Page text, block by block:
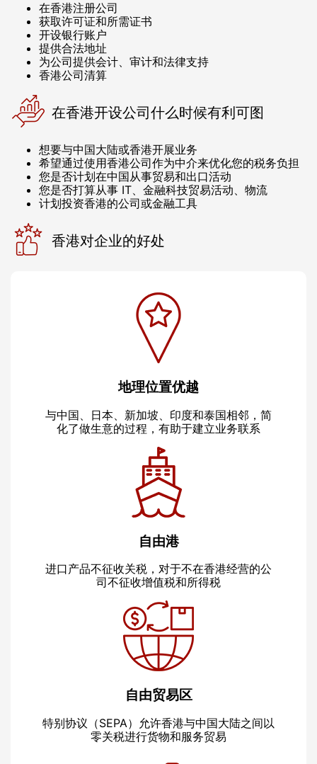
在香港注册公司
获取许可证和所需证书
开设银行账户
提供合法地址
为公司提供会计、审计和法律支持
香港公司清算
在香港开设公司什么时候有利可图
想要与中国大陆或香港开展业务
希望通过使用香港公司作为中介来优化您的税务负担
您是否计划在中国从事贸易和出口活动
您是否打算从事 IT、金融科技贸易活动、物流
计划投资香港的公司或金融工具
香港对企业的好处
地理位置优越
与中国、日本、新加坡、印度和泰国相邻，简
化了做生意的过程，有助于建立业务联系
自由港
进口产品不征收关税，对于不在香港经营的公
司不征收增值税和所得税
自由贸易区
特别协议（SEPA）允许香港与中国大陆之间以
零关税进行货物和服务贸易